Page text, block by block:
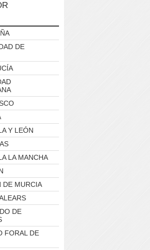
DE
Y LEÓN
LA MANCHA
DE MURCIA
DE
FORAL DE